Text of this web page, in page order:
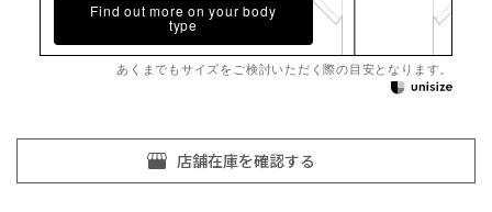
Find out more on your body
type
あくまでもサイズをご検討いただく際の目安となります。